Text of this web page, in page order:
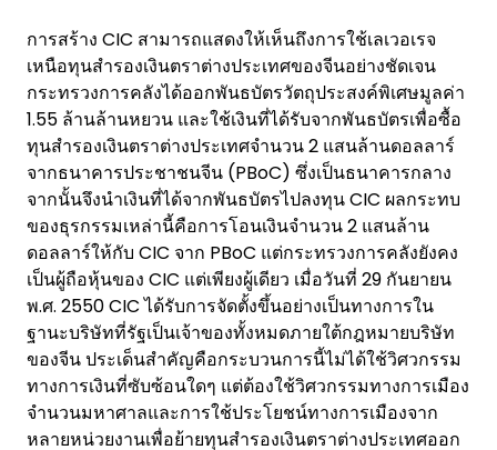
การสร้าง CIC สามารถแสดงให้เห็นถึงการใช้เลเวอเรจ
เหนือทุนสำรองเงินตราต่างประเทศของจีนอย่างชัดเจน
กระทรวงการคลังได้ออกพันธบัตรวัตถุประสงค์พิเศษมูลค่า
1.55 ล้านล้านหยวน และใช้เงินที่ได้รับจากพันธบัตรเพื่อซื้อ
ทุนสำรองเงินตราต่างประเทศจำนวน 2 แสนล้านดอลลาร์
จากธนาคารประชาชนจีน (PBoC) ซึ่งเป็นธนาคารกลาง
จากนั้นจึงนำเงินที่ได้จากพันธบัตรไปลงทุน CIC ผลกระทบ
ของธุรกรรมเหล่านี้คือการโอนเงินจำนวน 2 แสนล้าน
ดอลลาร์ให้กับ CIC จาก PBoC แต่กระทรวงการคลังยังคง
เป็นผู้ถือหุ้นของ CIC แต่เพียงผู้เดียว เมื่อวันที่ 29 กันยายน
พ.ศ. 2550 CIC ได้รับการจัดตั้งขึ้นอย่างเป็นทางการใน
ฐานะบริษัทที่รัฐเป็นเจ้าของทั้งหมดภายใต้กฎหมายบริษัท
ของจีน ประเด็นสำคัญคือกระบวนการนี้ไม่ได้ใช้วิศวกรรม
ทางการเงินที่ซับซ้อนใดๆ แต่ต้องใช้วิศวกรรมทางการเมือง
จำนวนมหาศาลและการใช้ประโยชน์ทางการเมืองจาก
หลายหน่วยงานเพื่อย้ายทุนสำรองเงินตราต่างประเทศออก